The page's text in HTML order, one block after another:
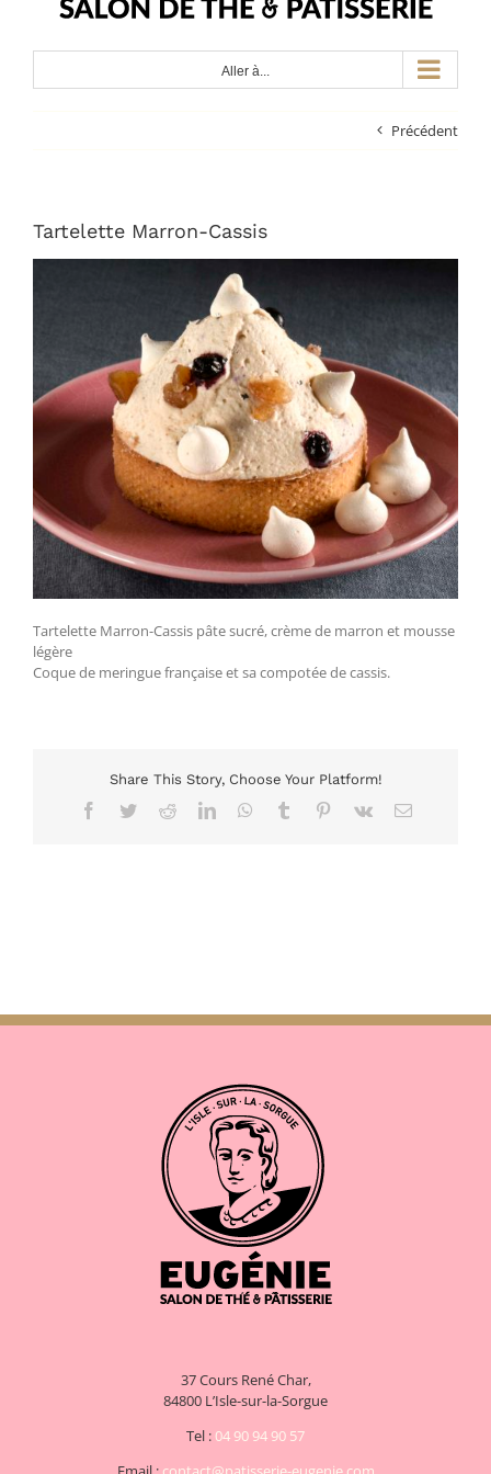
Aller à...
Précédent
Tartelette Marron-Cassis
Tartelette Marron-Cassis pâte sucré, crème de marron et mousse
légère
Coque de meringue française et sa compotée de cassis.
Share This Story, Choose Your Platform!
Facebook
TwitterRedditLinkedInWhatsApp
Tumblr Pinterest
Vk Email
37 Cours René Char,
84800 L’Isle-sur-la-Sorgue
Tel :04 90 94 90 57